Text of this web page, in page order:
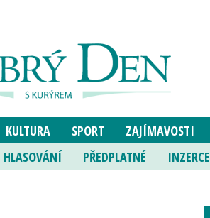
KULTURA SPORT ZAJÍMAVOSTI
HLASOVÁNÍ PŘEDPLATNÉ INZERCE